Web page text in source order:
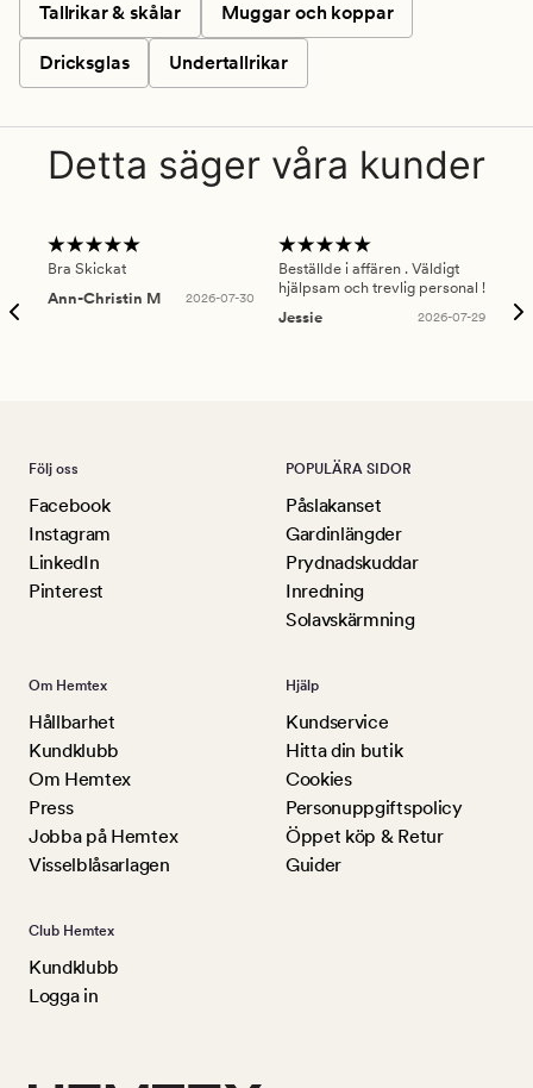
Tallrikar & skålar Muggar och koppar
Dricksglas Undertallrikar
Detta säger våra kunder
Bra Skickat
Ann-Christin M
2026-07-30
Beställde i affären . Väldigt
hjälpsam och trevlig personal !
Jessie
2026-07-29
Följ oss
Facebook
Instagram
LinkedIn
Pinterest
POPULÄRA SIDOR
Påslakanset
Gardinlängder
Prydnadskuddar
Inredning
Solavskärmning
Om Hemtex
Hållbarhet
Kundklubb
Om Hemtex
Press
Jobba på Hemtex
Visselblåsarlagen
Hjälp
Kundservice
Hitta din butik
Cookies
Personuppgiftspolicy
Öppet köp & Retur
Guider
Club Hemtex
Kundklubb
Logga in